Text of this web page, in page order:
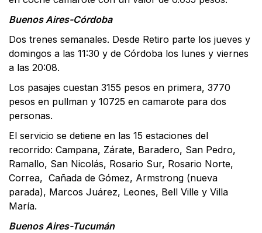
Buenos Aires-Córdoba
Dos trenes semanales. Desde Retiro parte los jueves y
domingos a las 11:30 y de Córdoba los lunes y viernes
a las 20:08.
Los pasajes cuestan 3155 pesos en primera, 3770
pesos en pullman y 10725 en camarote para dos
personas.
El servicio se detiene en las 15 estaciones del
recorrido: Campana, Zárate, Baradero, San Pedro,
Ramallo, San Nicolás, Rosario Sur, Rosario Norte,
Correa, Cañada de Gómez, Armstrong (nueva
parada), Marcos Juárez, Leones, Bell Ville y Villa
María.
Buenos Aires-Tucumán